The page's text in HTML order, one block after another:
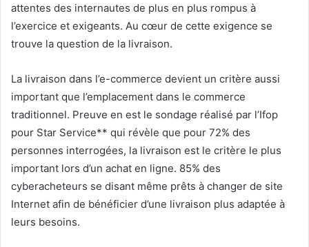
attentes des internautes de plus en plus rompus à
l’exercice et exigeants. Au cœur de cette exigence se
trouve la question de la livraison.
La livraison dans l’e-commerce devient un critère aussi
important que l’emplacement dans le commerce
traditionnel. Preuve en est le sondage réalisé par l’Ifop
pour Star Service** qui révèle que pour 72% des
personnes interrogées, la livraison est le critère le plus
important lors d’un achat en ligne. 85% des
cyberacheteurs se disant même prêts à changer de site
Internet afin de bénéficier d’une livraison plus adaptée à
leurs besoins.